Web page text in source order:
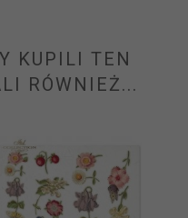
KUPILI TEN
RÓWNIEŻ...